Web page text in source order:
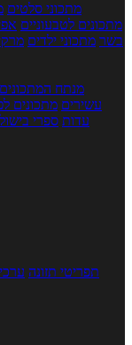
מתכוני סלטים
מתכונים לטבעוניים
בשר מתכוני ילדים
מנתח המתכונים
עשירים מתכונים
עדות ספרי בישול
תפריטי תזונה